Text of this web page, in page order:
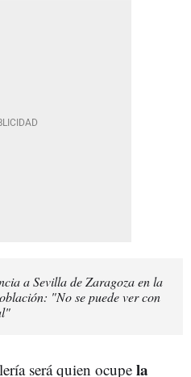
a Sevilla de Zaragoza en la
"No se puede ver con
será quien ocupe la